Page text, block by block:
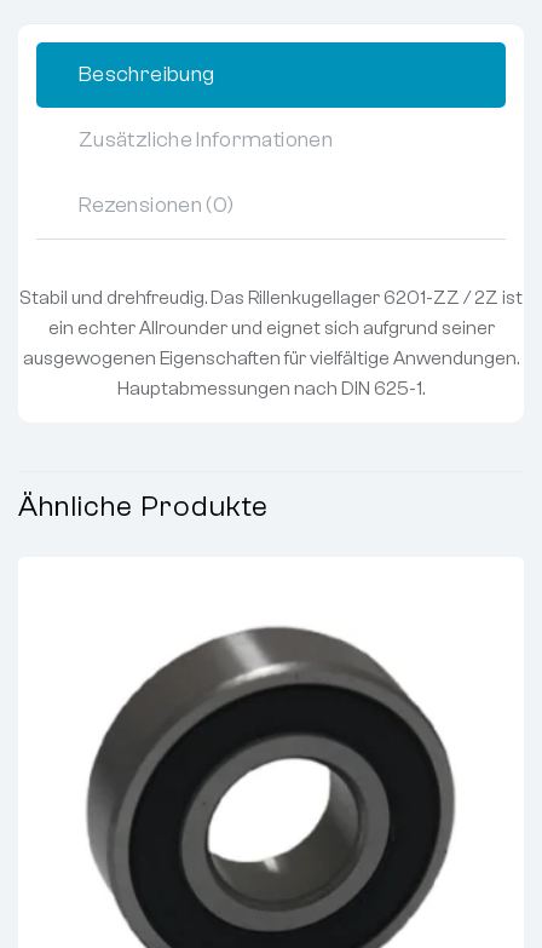
Beschreibung
Zusätzliche Informationen
Rezensionen (0)
Stabil und drehfreudig. Das Rillenkugellager 6201-ZZ / 2Z ist
ein echter Allrounder und eignet sich aufgrund seiner
ausgewogenen Eigenschaften für vielfältige Anwendungen.
Hauptabmessungen nach DIN 625-1.
Ähnliche Produkte